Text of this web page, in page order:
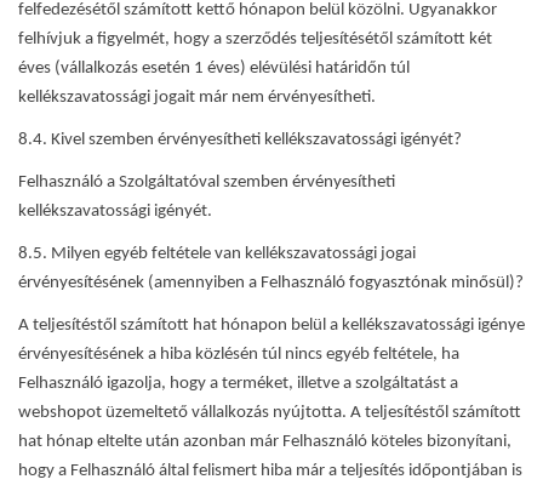
felfedezésétől számított kettő hónapon belül közölni. Ugyanakkor
felhívjuk a figyelmét, hogy a szerződés teljesítésétől számított két
éves (vállalkozás esetén 1 éves) elévülési határidőn túl
kellékszavatossági jogait már nem érvényesítheti.
8.4. Kivel szemben érvényesítheti kellékszavatossági igényét?
Felhasználó a Szolgáltatóval szemben érvényesítheti
kellékszavatossági igényét.
8.5. Milyen egyéb feltétele van kellékszavatossági jogai
érvényesítésének (amennyiben a Felhasználó fogyasztónak minősül)?
A teljesítéstől számított hat hónapon belül a kellékszavatossági igénye
érvényesítésének a hiba közlésén túl nincs egyéb feltétele, ha
Felhasználó igazolja, hogy a terméket, illetve a szolgáltatást a
webshopot üzemeltető vállalkozás nyújtotta. A teljesítéstől számított
hat hónap eltelte után azonban már Felhasználó köteles bizonyítani,
hogy a Felhasználó által felismert hiba már a teljesítés időpontjában is